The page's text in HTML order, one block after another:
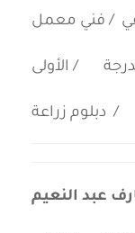
/ فني معمل
/ الأولى
دبلوم زراعة
عبد النعيم